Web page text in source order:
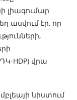
լիագումար
ասվում էր, որ
HDP) վրա
նիստում